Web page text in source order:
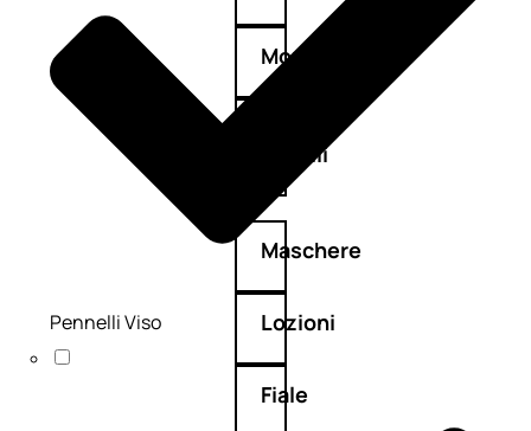
Mousse
capelli
Maschere
Lozioni
Fiale
Pennelli Viso